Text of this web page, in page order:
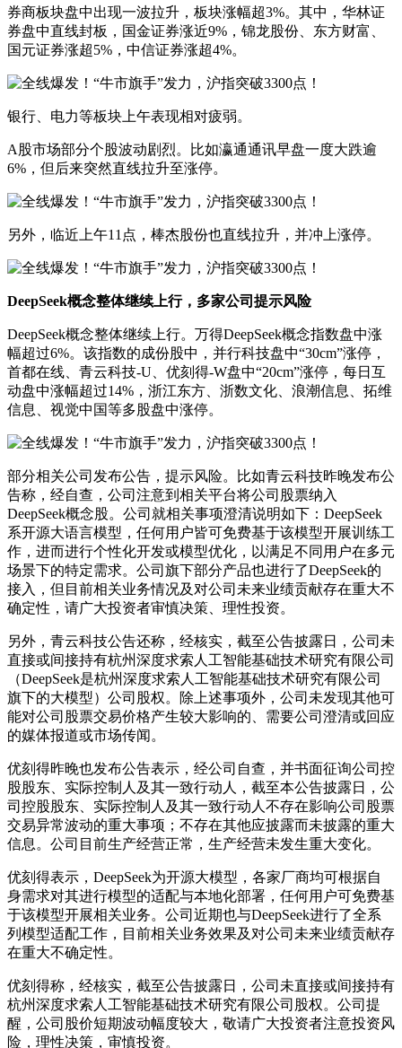
券商板块盘中出现一波拉升，板块涨幅超3%。其中，华林证
券盘中直线封板，国金证券涨近9%，锦龙股份、东方财富、
国元证券涨超5%，中信证券涨超4%。
银行、电力等板块上午表现相对疲弱。
A股市场部分个股波动剧烈。比如瀛通通讯早盘一度大跌逾
6%，但后来突然直线拉升至涨停。
另外，临近上午11点，棒杰股份也直线拉升，并冲上涨停。
DeepSeek概念整体继续上行，多家公司提示风险
DeepSeek概念整体继续上行。万得DeepSeek概念指数盘中涨
幅超过6%。该指数的成份股中，并行科技盘中“30cm”涨停，
首都在线、青云科技-U、优刻得-W盘中“20cm”涨停，每日互
动盘中涨幅超过14%，浙江东方、浙数文化、浪潮信息、拓维
信息、视觉中国等多股盘中涨停。
部分相关公司发布公告，提示风险。比如青云科技昨晚发布公
告称，经自查，公司注意到相关平台将公司股票纳入
DeepSeek概念股。公司就相关事项澄清说明如下：DeepSeek
系开源大语言模型，任何用户皆可免费基于该模型开展训练工
作，进而进行个性化开发或模型优化，以满足不同用户在多元
场景下的特定需求。公司旗下部分产品也进行了DeepSeek的
接入，但目前相关业务情况及对公司未来业绩贡献存在重大不
确定性，请广大投资者审慎决策、理性投资。
另外，青云科技公告还称，经核实，截至公告披露日，公司未
直接或间接持有杭州深度求索人工智能基础技术研究有限公司
（DeepSeek是杭州深度求索人工智能基础技术研究有限公司
旗下的大模型）公司股权。除上述事项外，公司未发现其他可
能对公司股票交易价格产生较大影响的、需要公司澄清或回应
的媒体报道或市场传闻。
优刻得昨晚也发布公告表示，经公司自查，并书面征询公司控
股股东、实际控制人及其一致行动人，截至本公告披露日，公
司控股股东、实际控制人及其一致行动人不存在影响公司股票
交易异常波动的重大事项；不存在其他应披露而未披露的重大
信息。公司目前生产经营正常，生产经营未发生重大变化。
优刻得表示，DeepSeek为开源大模型，各家厂商均可根据自
身需求对其进行模型的适配与本地化部署，任何用户可免费基
于该模型开展相关业务。公司近期也与DeepSeek进行了全系
列模型适配工作，目前相关业务效果及对公司未来业绩贡献存
在重大不确定性。
优刻得称，经核实，截至公告披露日，公司未直接或间接持有
杭州深度求索人工智能基础技术研究有限公司股权。公司提
醒，公司股价短期波动幅度较大，敬请广大投资者注意投资风
险，理性决策，审慎投资。